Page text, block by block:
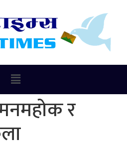
मनमहोक र